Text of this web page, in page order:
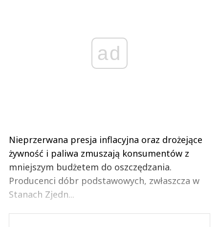
ad
Nieprzerwana presja inflacyjna oraz drożejące
żywność i paliwa zmuszają konsumentów z
mniejszym budżetem do oszczędzania.
Producenci dóbr podstawowych, zwłaszcza w
Stanach Zjedn...